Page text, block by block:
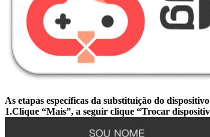
As etapas específicas da substituição do dispositivo
1.Clique “Mais”, a seguir clique “Trocar